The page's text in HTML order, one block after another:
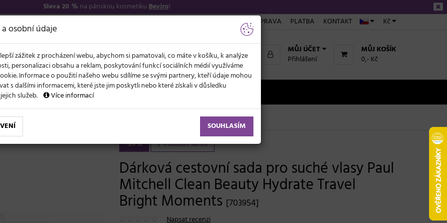
Sleva 20 % na pánskou kosmetikuBeviro!
Kč
DOPRAVA PLATBA KONTAKT
MŮJ KOŠÍK
0,- Kč
MŮJ ÚČET
Přihlášení
NOVĚ LÉTO A VLASY AKCE
cestovní sada pro suché vlasy Paul Mitchell Clean Beauty Hydrate Travel Bright Moments
-20% Poslední šance
Dárková cestovní sada pro suché vlasy Paul
Mitchell Clean Beauty Hydrate Travel
Bright Moments [703954]
Napsat recenzi
osobní údaje
zážitek z procházení webu, abychom si pamatovali, co máte v košíku, k analýze
personalizaci obsahu a reklam, poskytování funkcí sociálních médií využíváme
Informace o použití našeho webu sdílíme se svými partnery, kteří údaje mohou
s dalšími informacemi, které jste jim poskytli nebo které získali v důsledku
služeb.
Více informací
SOUHLASÍM